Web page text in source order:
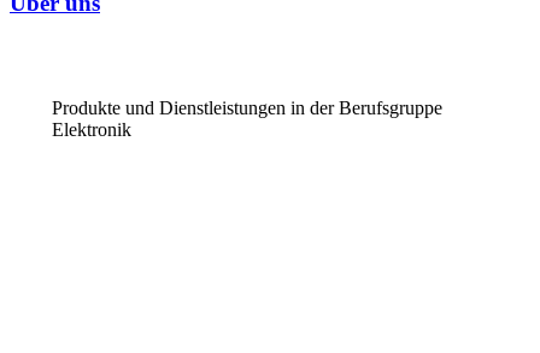
Produkte und Dienstleistungen in der Berufsgruppe
Elektronik